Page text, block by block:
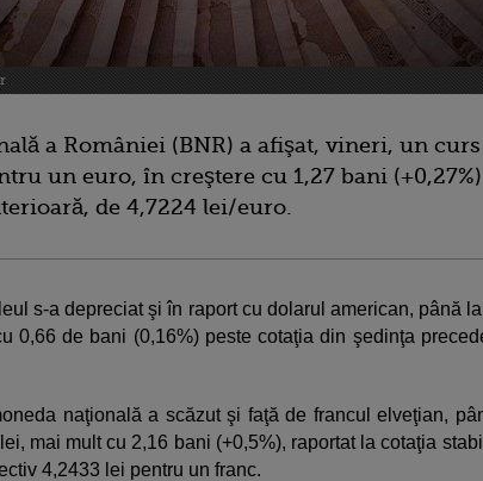
a României (BNR) a afişat, vineri, un
un euro, în creştere cu 1,27 bani
de 4,7224 lei/euro.
s-a depreciat şi în raport cu dolarul american, până
0,66 de bani (0,16%) peste cotaţia din şedinţa
naţională a scăzut şi faţă de francul elveţian,
mai mult cu 2,16 bani (+0,5%), raportat la cotaţia
4,2433 lei pentru un franc.